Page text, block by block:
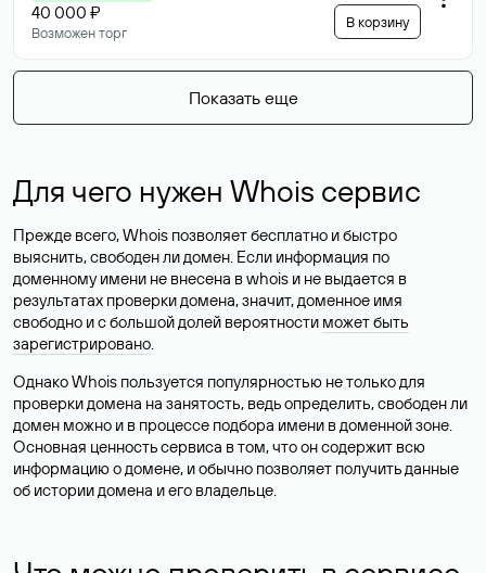
40 000 ₽
Возможен торг
В корзину
Показать еще
Для чего нужен Whois сервис
Прежде всего, Whois позволяет бесплатно и быстро
выяснить, свободен ли домен. Если информация по
доменному имени не внесена в whois и не выдается в
результатах проверки домена, значит, доменное имя
свободно и с большой долей вероятности может быть
зарегистрировано.
Однако Whois пользуется популярностью не только для
проверки домена на занятость, ведь определить, свободен ли
домен можно и в процессе подбора имени в доменной зоне.
Основная ценность сервиса в том, что он содержит всю
информацию о домене, и обычно позволяет получить данные
об истории домена и его владельце.